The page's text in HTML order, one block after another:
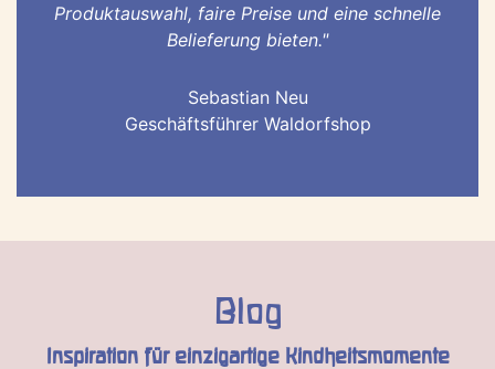
Produktauswahl, faire Preise und eine schnelle
Belieferung bieten."
Sebastian Neu
Geschäftsführer Waldorfshop
Blog
Inspiration für einzigartige Kindheitsmomente